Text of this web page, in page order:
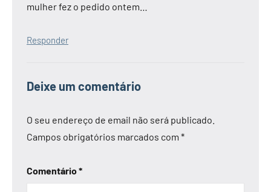
mulher fez o pedido ontem…
Responder
Deixe um comentário
O seu endereço de email não será publicado.
Campos obrigatórios marcados com *
Comentário*